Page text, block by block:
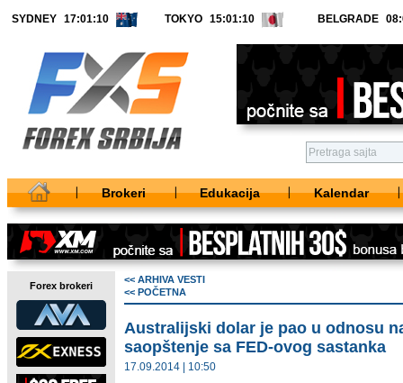
SYDNEY TOKYO BELGRADE
Brokeri Edukacija Kalendar
Forex brokeri
<< ARHIVA VESTI
<< POČETNA
Australijski dolar je pao u odnosu
saopštenje sa FED-ovog sastanka
17.09.2014 | 10:50